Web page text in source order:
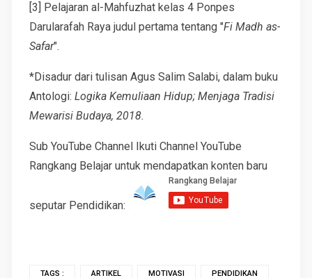
[3] Pelajaran al-Mahfuzhat kelas 4 Ponpes
Darularafah Raya judul pertama tentang "Fi Madh as-
Safar".
*Disadur dari tulisan Agus Salim Salabi, dalam buku
Antologi:Logika Kemuliaan Hidup; Menjaga Tradisi
Mewarisi Budaya, 2018.
Sub YouTube Channel Ikuti Channel YouTube
Rangkang Belajar untuk mendapatkan konten baru
seputar Pendidikan:
TAGS : ARTIKEL MOTIVASI PENDIDIKAN